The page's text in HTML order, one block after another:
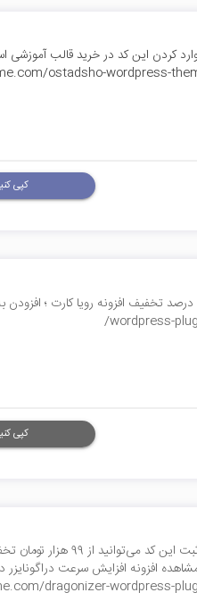
ostadsho-wordpress-
کپی
wordpress-
کپی
با ثبت این کد
dragonizer-wordpress-